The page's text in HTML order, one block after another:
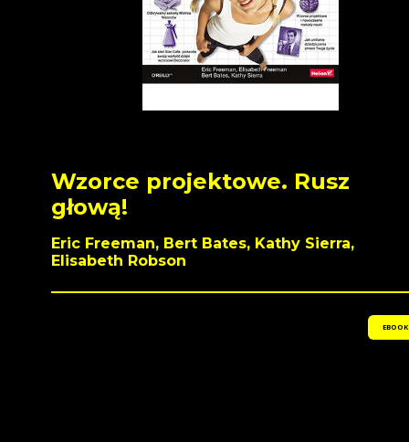
Wzorce projektowe. Rusz
głową!
Eric Freeman, Bert Bates, Kathy Sierra,
Elisabeth Robson
EBOOK